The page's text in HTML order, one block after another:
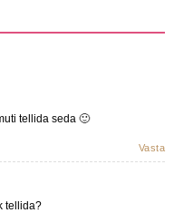
tellida seda 🙂
Vasta
tellida?